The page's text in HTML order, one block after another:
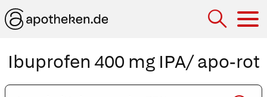
Ibuprofen 400 mg IPA/ apo-rot
Arzneimittelname